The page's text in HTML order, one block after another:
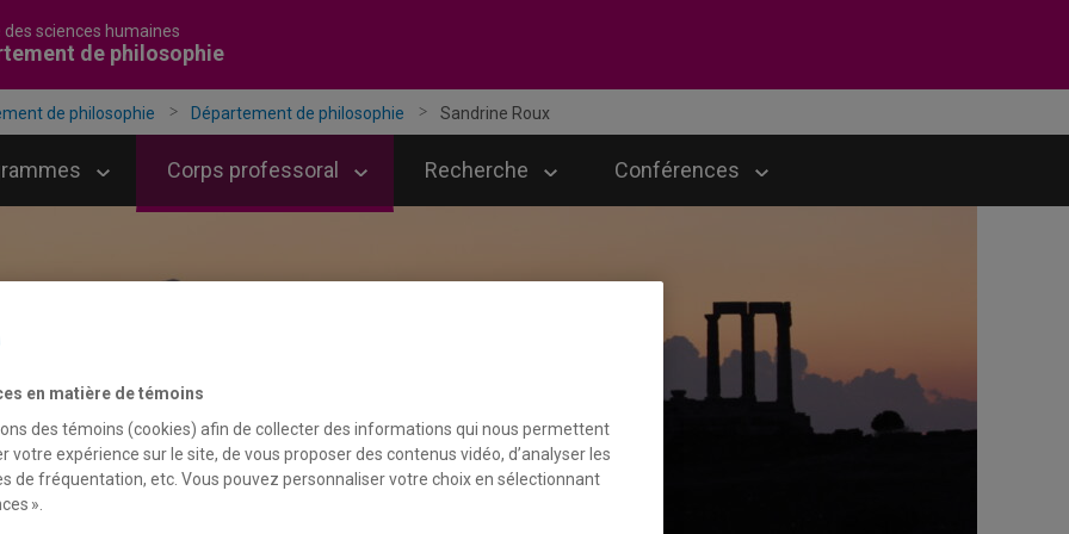
des sciences humaines
de philosophie
de philosophie Département de philosophie Sandrine Roux
Corps professoral Recherche Conférences
en matière de témoins
des témoins (cookies) afin de collecter des informations qui nous permettent
votre expérience sur le site, de vous proposer des contenus vidéo, d’analyser les
de fréquentation, etc. Vous pouvez personnaliser votre choix en sélectionnant
».